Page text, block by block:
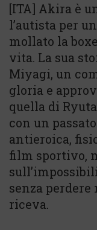
[ITA] Akira è
l’autista per
mollato la
vita. La sua
Miyagi, un
gloria e
quella di
con un
antieroica,
film sportivo,
senza
riceva.